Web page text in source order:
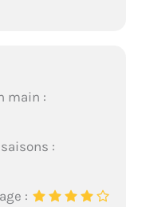
main :
:
: